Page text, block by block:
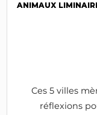
ANIMAUX
Ces 5 villes
réflexions